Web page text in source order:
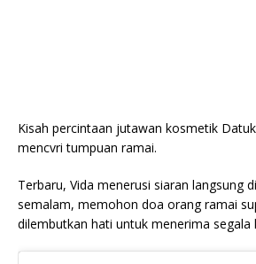
Kisah percintaan jutawan kosmetik
mencvri tumpuan ramai.
Terbaru, Vida menerusi siaran langsung
semalam, memohon doa orang ramai
dilembutkan hati untuk menerima segala